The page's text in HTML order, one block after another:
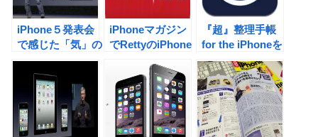
iPhone５発表会
で感じた「気」の
足りなさ。
iPhoneマガジン
でRettyのiPhone
した。
『超』整理手帳
for the iPhoneを
DLしてみまし
た！